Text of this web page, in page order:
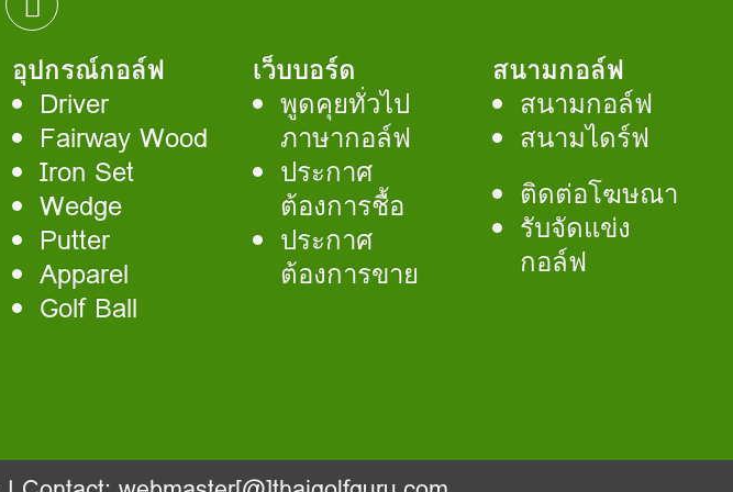
อุปกรณ์กอล์ฟ
Driver
Fairway Wood
Iron Set
Wedge
Putter
Apparel
Golf Ball
เว็บบอร์ด
พูดคุยทั่วไป
ภาษากอล์ฟ
ประกาศ
ต้องการชื้อ
ประกาศ
ต้องการขาย
สนามกอล์ฟ
สนามกอล์ฟ
สนามไดร์ฟ
ติดต่อโฆษณา
รับจัดแข่ง
กอล์ฟ